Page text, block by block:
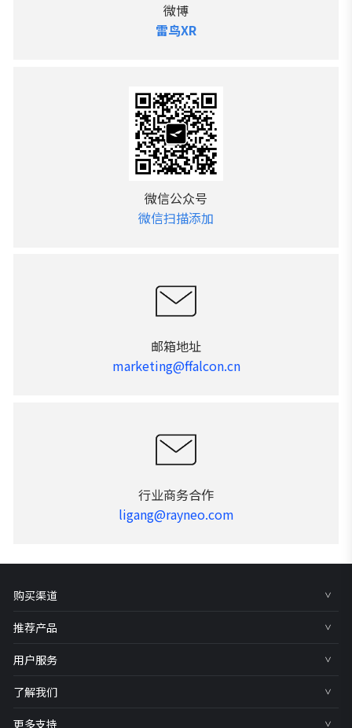
微博
雷鸟XR
微信公众号
微信扫描添加
邮箱地址
marketing@ffalcon.cn
行业商务合作
ligang@rayneo.com
购买渠道
推荐产品
用户服务
了解我们
更多支持